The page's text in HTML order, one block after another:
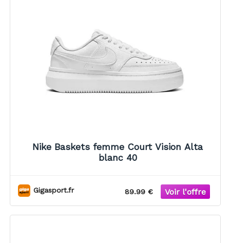
Nike Baskets femme Court Vision Alta
blanc 40
Gigasport.fr 89.99 €